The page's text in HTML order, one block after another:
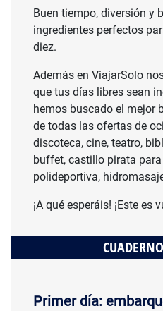
Buen tiempo, diversión y
ingredientes perfectos
diez.
Además en ViajarSolo
que tus días libres sean
hemos buscado el mejor
de todas las ofertas de
discoteca, cine, teatro,
buffet, castillo pirata
polideportiva,
¡A qué esperáis! ¡Este es
Primer día: